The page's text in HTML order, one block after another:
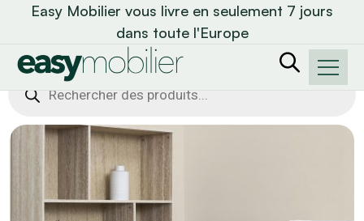
Easy Mobilier vous livre en seulement 7 jours
dans toute l'Europe
Recherche
de